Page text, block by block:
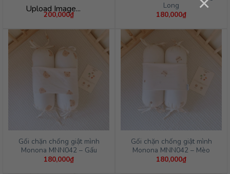
Upload Image...
200,000₫
Long
180,000₫
Gối chặn chống giật mình
Monona MNN042 – Gấu
180,000₫
Gối chặn chống giật mình
Monona MNN042 – Mèo
180,000₫